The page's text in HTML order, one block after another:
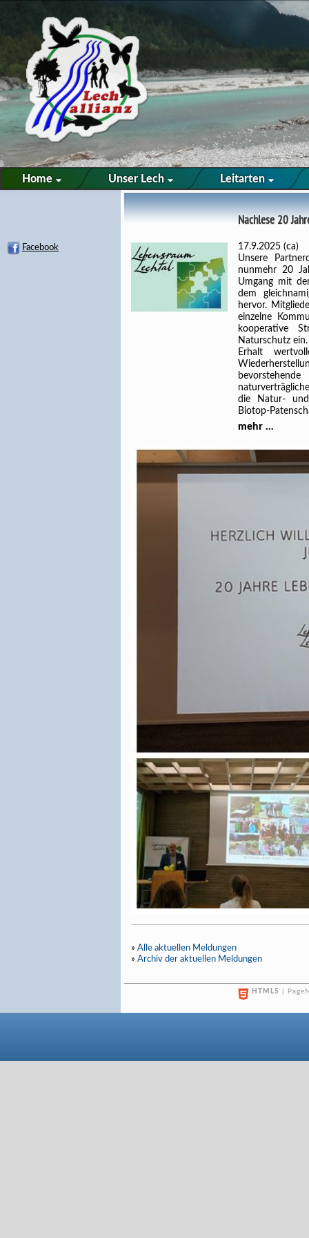
Home Unser Lech Leitarten
Facebook
Nachlese 20
17.9.2025 (ca)
Unsere
nunmehr 20
Umgang mit
dem
hervor.
einzelne
kooperative
Naturschutz
Erhalt
die Natur-
Biotop-
mehr ...
» Alle aktuellen Meldungen
» Archiv der aktuellen Meldungen
HTML5 |